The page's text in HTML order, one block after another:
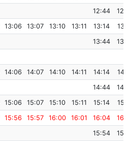
12:44
13:06 13:07 13:10 13:11 13:14
13:44
14:06 14:07 14:10 14:11 14:14
14:44
15:06 15:07 15:10 15:11 15:14
15:56 15:57 16:00 16:01 16:04
15:54